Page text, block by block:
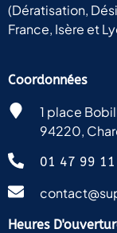
(Dératisation,
France, Isère et
Coordonnées
1 place
94220,
01 47 99
Heures